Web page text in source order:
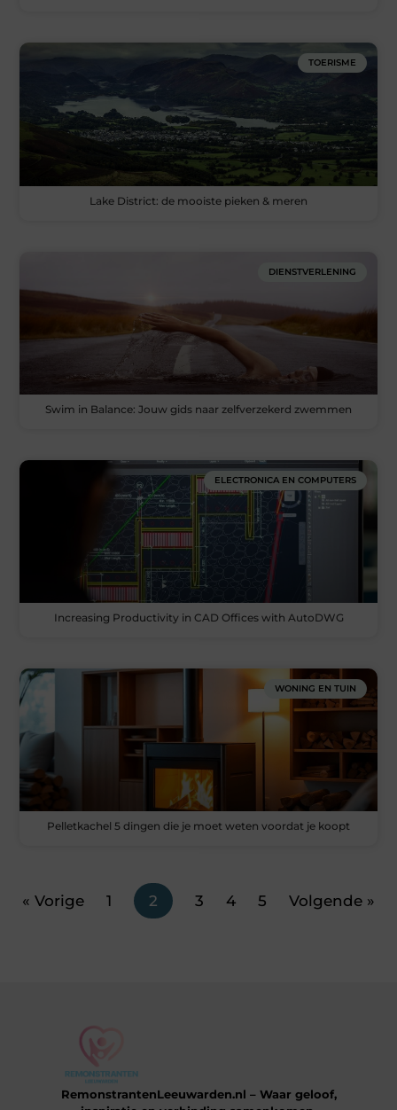
TOERISME
Lake District: de mooiste pieken & meren
DIENSTVERLENING
Swim in Balance: Jouw gids naar zelfverzekerd zwemmen
ELECTRONICA EN COMPUTERS
Increasing Productivity in CAD Offices with AutoDWG
WONING EN TUIN
Pelletkachel 5 dingen die je moet weten voordat je koopt
« Vorige 1 2 3 4 5 Volgende »
RemonstrantenLeeuwarden.nl – Waar geloof,